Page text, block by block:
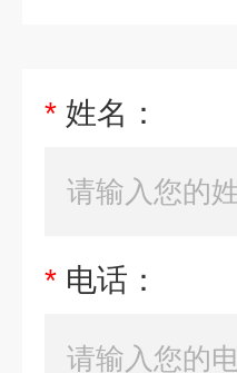
* 姓名：
* 电话：